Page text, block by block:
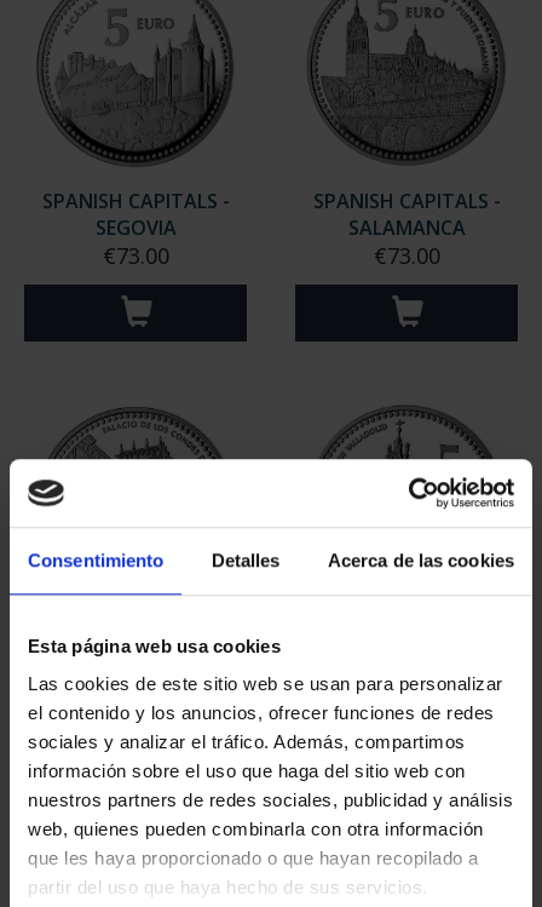
Consentimiento Detalles Acerca de las cookies
Esta página web usa cookies
Las cookies de este sitio web se usan para personalizar
el contenido y los anuncios, ofrecer funciones de redes
sociales y analizar el tráfico. Además, compartimos
información sobre el uso que haga del sitio web con
nuestros partners de redes sociales, publicidad y análisis
web, quienes pueden combinarla con otra información
que les haya proporcionado o que hayan recopilado a
partir del uso que haya hecho de sus servicios.
SPANISH CAPITALS -
SEGOVIA
€73.00
SPANISH CAPITALS -
SALAMANCA
€73.00
SPANISH CAPITALS -
SORIA
€73.00
SPANISH CAPITALS -
VALLADOLID
€73.00